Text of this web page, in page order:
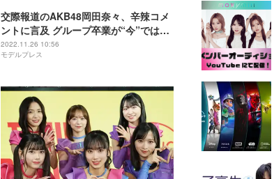
交際報道のAKB48岡田奈々、辛辣コメ
ントに言及 グループ卒業が“今”ではな
い理由明かす
2022.11.26 10:56
モデルプレス